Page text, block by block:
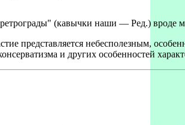
(кавычки наши — Ред.) вроде
представляется небесполезным,
и других особенностей